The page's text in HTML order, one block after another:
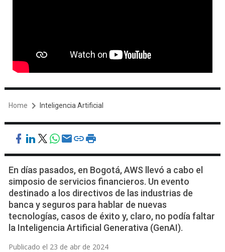
Home Inteligencia Artificial
En días pasados, en Bogotá, AWS llevó a cabo el
simposio de servicios financieros. Un evento
destinado a los directivos de las industrias de
banca y seguros para hablar de nuevas
tecnologías, casos de éxito y, claro, no podía faltar
la Inteligencia Artificial Generativa (GenAI).
Publicado el 23 de abr de 2024